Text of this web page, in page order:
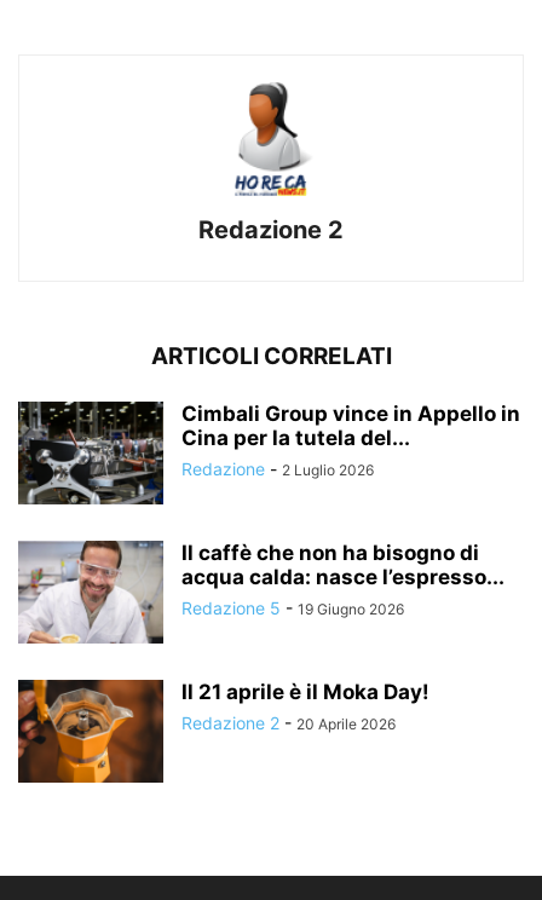
Redazione 2
ARTICOLI CORRELATI
Cimbali Group vince in Appello in
Cina per la tutela del...
Redazione - 2 Luglio 2026
Il caffè che non ha bisogno di
acqua calda: nasce l’espresso...
Redazione 5 - 19 Giugno 2026
Il 21 aprile è il Moka Day!
Redazione 2 - 20 Aprile 2026